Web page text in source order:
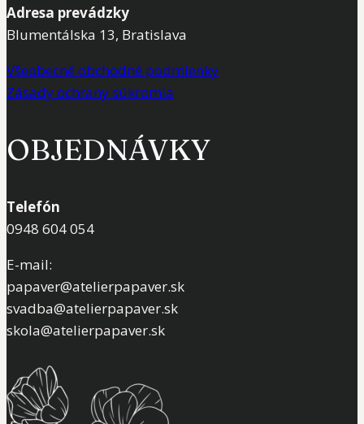
Adresa prevádzky
Blumentálska 13, Bratislava
Všeobecné obchodné podmienky
Zásady ochrany súkromia
OBJEDNÁVKY
Telefón
0948 604 054
E-mail:
papaver@atelierpapaver.sk
svadba@atelierpapaver.sk
skola@atelierpapaver.sk